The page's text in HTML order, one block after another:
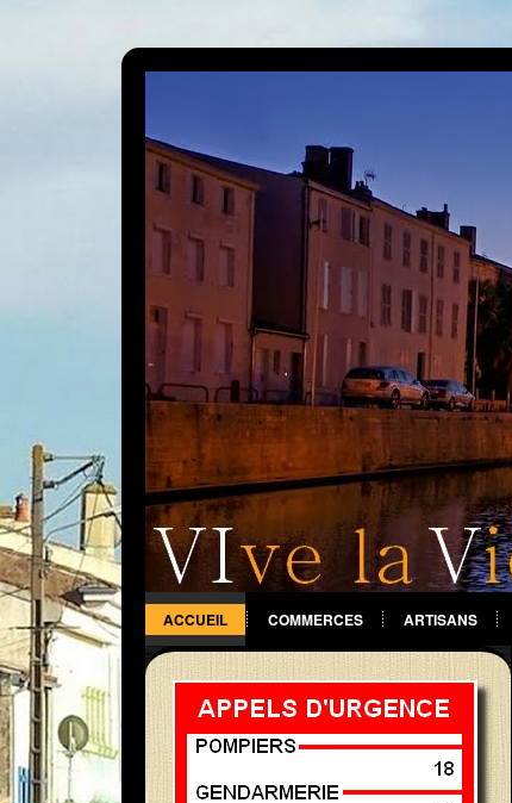
ACCUEIL COMMERCES ARTISANS
DIVERS